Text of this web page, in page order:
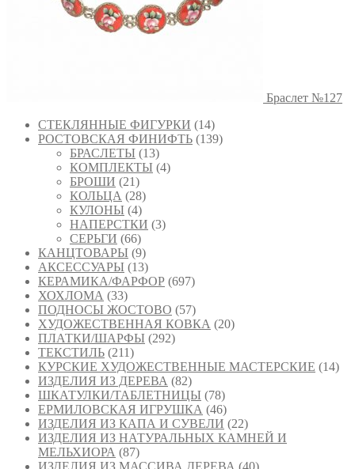
Браслет №127
СТЕКЛЯННЫЕ ФИГУРКИ (14)
РОСТОВСКАЯ ФИНИФТЬ (139)
БРАСЛЕТЫ (13)
КОМПЛЕКТЫ (4)
БРОШИ (21)
КОЛЬЦА (28)
КУЛОНЫ (4)
НАПЕРСТКИ (3)
СЕРЬГИ (66)
КАНЦТОВАРЫ (9)
АКСЕССУАРЫ (13)
КЕРАМИКА/ФАРФОР (697)
ХОХЛОМА (33)
ПОДНОСЫ ЖОСТОВО (57)
ХУДОЖЕСТВЕННАЯ КОВКА (20)
ПЛАТКИ/ШАРФЫ (292)
ТЕКСТИЛЬ (211)
КУРСКИЕ ХУДОЖЕСТВЕННЫЕ МАСТЕРСКИЕ (14)
ИЗДЕЛИЯ ИЗ ДЕРЕВА (82)
ШКАТУЛКИ/ТАБЛЕТНИЦЫ (78)
ЕРМИЛОВСКАЯ ИГРУШКА (46)
ИЗДЕЛИЯ ИЗ КАПА И СУВЕЛИ (22)
ИЗДЕЛИЯ ИЗ НАТУРАЛЬНЫХ КАМНЕЙ И
МЕЛЬХИОРА (87)